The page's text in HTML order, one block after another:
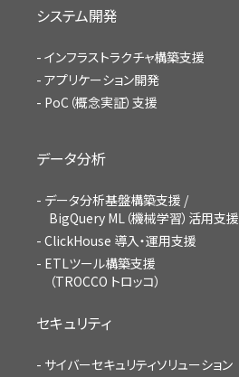
システム開発
インフラストラクチャ構築支援
アプリケーション開発
PoC（概念実証）支援
データ分析
データ分析基盤構築支援 /
BigQuery ML（機械学習）活用支援
ClickHouse 導入・運用支援
ETLツール構築支援
（TROCCO トロッコ）
セキュリティ
サイバーセキュリティソリューション